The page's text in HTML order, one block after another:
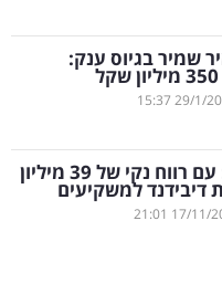
שמיר בגיוס ענק:
29/1/
15:37
מניף חוגגת: עם רווח נקי של 39 מיליון
למשקיעים
17/11/
21:01